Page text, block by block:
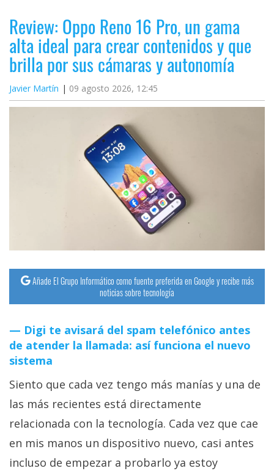
Review: Oppo Reno 16 Pro, un gama
alta ideal para crear contenidos y que
brilla por sus cámaras y autonomía
Javier Martín 09 agosto 2026, 12:45
Añade El Grupo Informático como fuente preferida en Google y recibe más
noticias sobre tecnología
Digi te avisará del spam telefónico antes
de atender la llamada: así funciona el nuevo
sistema
Siento que cada vez tengo más manías y una de
las más recientes está directamente
relacionada con la tecnología. Cada vez que cae
en mis manos un dispositivo nuevo, casi antes
incluso de empezar a probarlo ya estoy